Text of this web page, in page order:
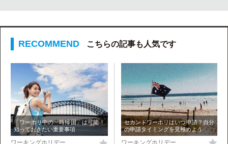
こちらの記事も人気です
「ワーホリ中の一時帰国」は可能！
知っておきたい重要事項
セカンドワーホリはいつ申請？自分
の申請タイミングを見極めよう
ワーキングホリデー